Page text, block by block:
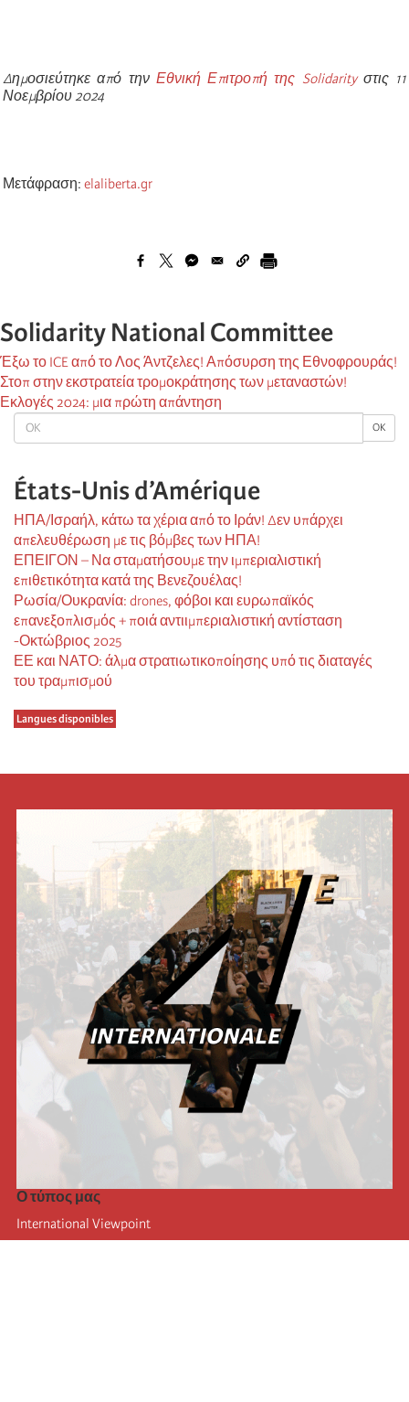
OK OK
États-Unis d’Amérique
ΗΠΑ/Ισραήλ, κάτω τα χέρια από το Ιράν! Δεν υπάρχει
απελευθέρωση με τις βόμβες των ΗΠΑ!
ΕΠΕΙΓΟΝ – Να σταματήσουμε την ιμπεριαλιστική
επιθετικότητα κατά της Βενεζουέλας!
Ρωσία/Ουκρανία: drones, φόβοι και ευρωπαϊκός
επανεξοπλισμός + ποιά αντιιμπεριαλιστική αντίσταση
-Οκτώβριος 2025
ΕΕ και ΝΑΤΟ: άλμα στρατιωτικοποίησης υπό τις διαταγές
του τραμπισμού
Langues disponibles
Δημοσιεύτηκε από την Εθνική Επιτροπή της Solidarityστις 11
Νοεμβρίου 2024
Μετάφραση: elaliberta.gr
Solidarity National Committee
Έξω το ICE από το Λος Άντζελες! Απόσυρση της Εθνοφρουράς!
Στοπ στην εκστρατεία τρομοκράτησης των μεταναστών!
Εκλογές 2024: μια πρώτη απάντηση
Ο τύπος μας
International Viewpoint